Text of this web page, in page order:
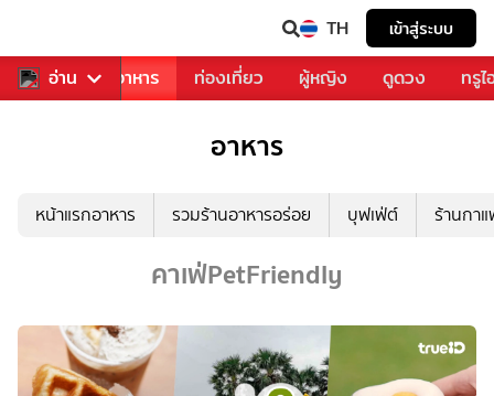
TH เข้าสู่ระบบ
อ่าน
การเพลง อาหาร ท่องเที่ยว ผู้หญิง ดูดวง ทรู
อาหาร
หน้าแรกอาหาร รวมร้านอาหารอร่อย บุฟเฟ่ต์ ร้านกา
คาเฟ่PetFriendly